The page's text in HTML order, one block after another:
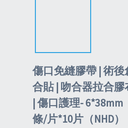
傷口免縫膠帶 | 術
合貼 | 吻合器拉合膠
| 傷口護理- 6*38mm
條/片*10片（NHD）